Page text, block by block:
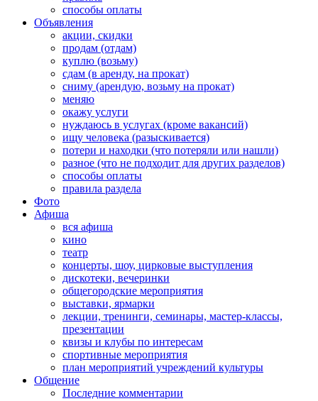
способы оплаты
Объявления
акции, скидки
продам (отдам)
куплю (возьму)
сдам (в аренду, на прокат)
сниму (арендую, возьму на прокат)
меняю
окажу услуги
нуждаюсь в услугах (кроме вакансий)
ищу человека (разыскивается)
потери и находки (что потеряли или нашли)
разное (что не подходит для других разделов)
способы оплаты
правила раздела
Фото
Афиша
вся афиша
кино
театр
концерты, шоу, цирковые выступления
дискотеки, вечеринки
общегородские мероприятия
выставки, ярмарки
лекции, тренинги, семинары, мастер-классы,
презентации
квизы и клубы по интересам
спортивные мероприятия
план мероприятий учреждений культуры
Общение
Последние комментарии